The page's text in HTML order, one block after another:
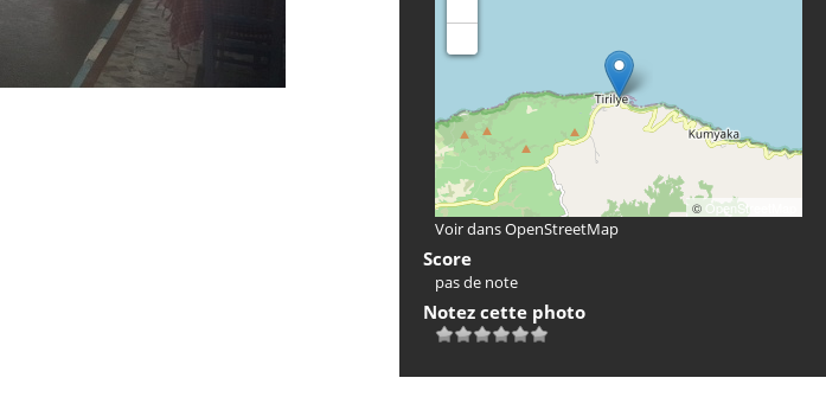
© OpenStreetMap
Voir dans OpenStreetMap
Score
pas de note
Notez cette photo